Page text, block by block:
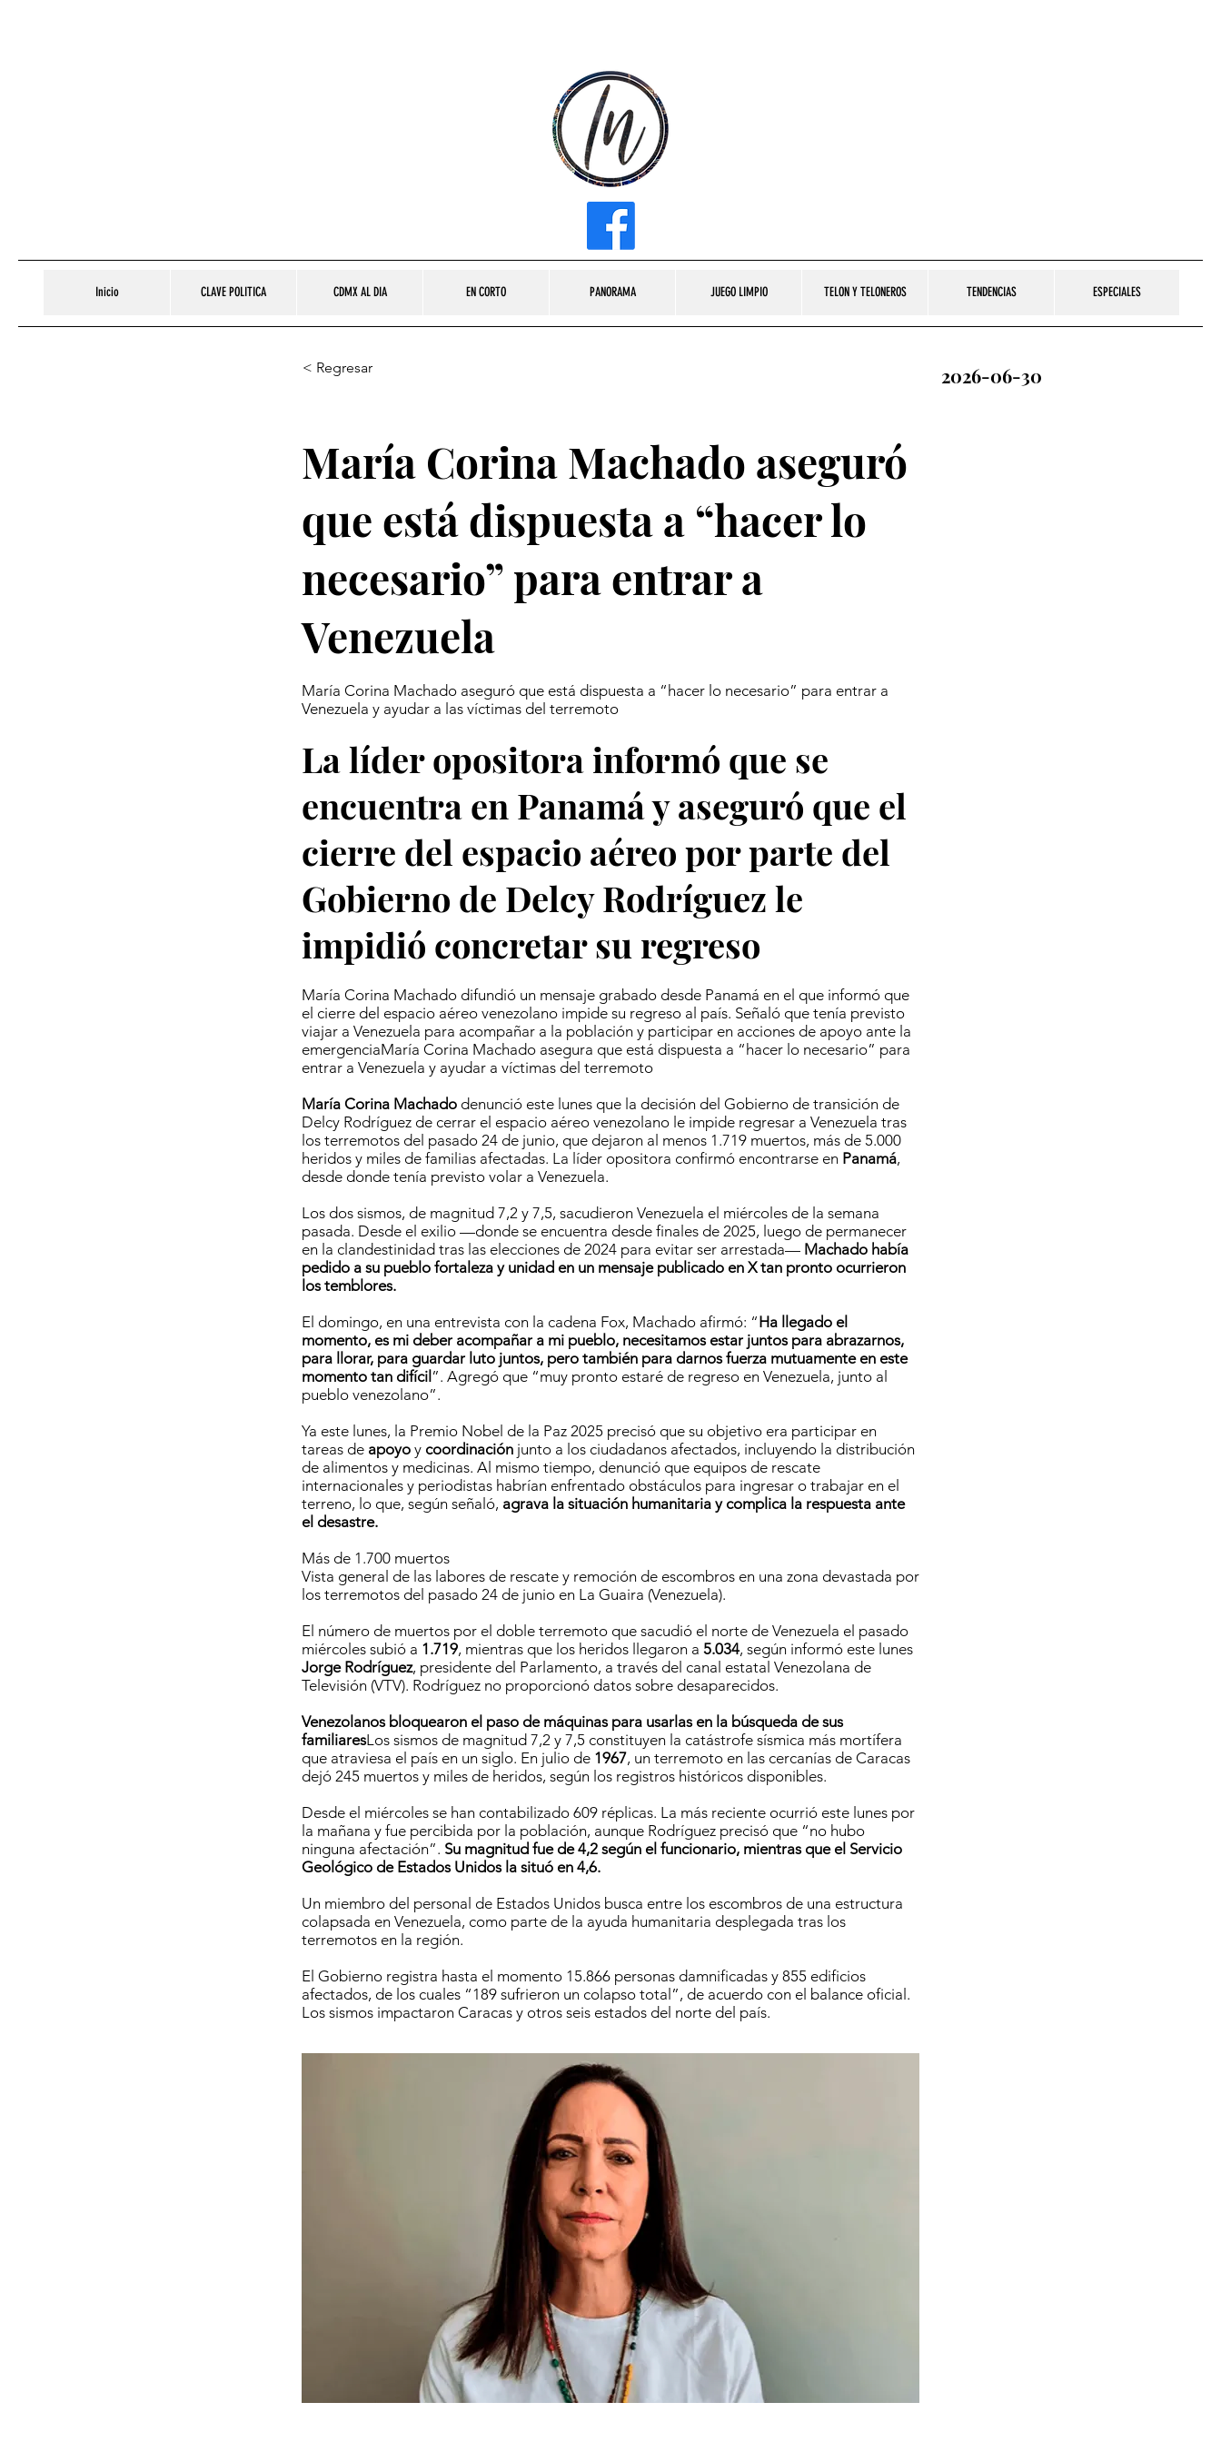
Inicio CLAVE POLITICA CDMX AL DIA EN CORTO PANORAMA JUEGO LIMPIO TELON Y TELONEROS TENDENCIAS ESPECIALES
< Regresar 2026-06-30
María Corina Machado aseguró
que está dispuesta a “hacer lo
necesario” para entrar a
Venezuela
María Corina Machado aseguró que está dispuesta a “hacer lo necesario” para entrar a
Venezuela y ayudar a las víctimas del terremoto
La líder opositora informó que se
encuentra en Panamá y aseguró que el
cierre del espacio aéreo por parte del
Gobierno de Delcy Rodríguez le
impidió concretar su regreso
María Corina Machado difundió un mensaje grabado desde Panamá en el que informó que
el cierre del espacio aéreo venezolano impide su regreso al país. Señaló que tenía previsto
viajar a Venezuela para acompañar a la población y participar en acciones de apoyo ante la
emergenciaMaría Corina Machado asegura que está dispuesta a “hacer lo necesario” para
entrar a Venezuela y ayudar a víctimas del terremoto
María Corina Machado denunció este lunes que la decisión del Gobierno de transición de
Delcy Rodríguez de cerrar el espacio aéreo venezolano le impide regresar a Venezuela tras
los terremotos del pasado 24 de junio, que dejaron al menos 1.719 muertos, más de 5.000
heridos y miles de familias afectadas. La líder opositora confirmó encontrarse en Panamá,
desde donde tenía previsto volar a Venezuela.
Los dos sismos, de magnitud 7,2 y 7,5, sacudieron Venezuela el miércoles de la semana
pasada. Desde el exilio —donde se encuentra desde finales de 2025, luego de permanecer
en la clandestinidad tras las elecciones de 2024 para evitar ser arrestada— Machado había
pedido a su pueblo fortaleza y unidad en un mensaje publicado en X tan pronto ocurrieron
los temblores.
El domingo, en una entrevista con la cadena Fox, Machado afirmó: “Ha llegado el
momento, es mi deber acompañar a mi pueblo, necesitamos estar juntos para abrazarnos,
para llorar, para guardar luto juntos, pero también para darnos fuerza mutuamente en este
momento tan difícil ”. Agregó que “muy pronto estaré de regreso en Venezuela, junto al
pueblo venezolano”.
Ya este lunes, la Premio Nobel de la Paz 2025 precisó que su objetivo era participar en
tareas de apoyo y coordinación junto a los ciudadanos afectados, incluyendo la distribución
de alimentos y medicinas. Al mismo tiempo, denunció que equipos de rescate
internacionales y periodistas habrían enfrentado obstáculos para ingresar o trabajar en el
terreno, lo que, según señaló, agrava la situación humanitaria y complica la respuesta ante
el desastre.
Más de 1.700 muertos
Vista general de las labores de rescate y remoción de escombros en una zona devastada por
los terremotos del pasado 24 de junio en La Guaira (Venezuela).
El número de muertos por el doble terremoto que sacudió el norte de Venezuela el pasado
miércoles subió a 1.719, mientras que los heridos llegaron a 5.034, según informó este lunes
Jorge Rodríguez, presidente del Parlamento, a través del canal estatal Venezolana de
Televisión (VTV). Rodríguez no proporcionó datos sobre desaparecidos.
Venezolanos bloquearon el paso de máquinas para usarlas en la búsqueda de sus
familiaresLos sismos de magnitud 7,2 y 7,5 constituyen la catástrofe sísmica más mortífera
que atraviesa el país en un siglo. En julio de 1967, un terremoto en las cercanías de Caracas
dejó 245 muertos y miles de heridos, según los registros históricos disponibles.
Desde el miércoles se han contabilizado 609 réplicas. La más reciente ocurrió este lunes por
la mañana y fue percibida por la población, aunque Rodríguez precisó que “no hubo
ninguna afectación”. Su magnitud fue de 4,2 según el funcionario, mientras que el Servicio
Geológico de Estados Unidos la situó en 4,6.
Un miembro del personal de Estados Unidos busca entre los escombros de una estructura
colapsada en Venezuela, como parte de la ayuda humanitaria desplegada tras los
terremotos en la región.
El Gobierno registra hasta el momento 15.866 personas damnificadas y 855 edificios
afectados, de los cuales “189 sufrieron un colapso total”, de acuerdo con el balance oficial.
Los sismos impactaron Caracas y otros seis estados del norte del país.